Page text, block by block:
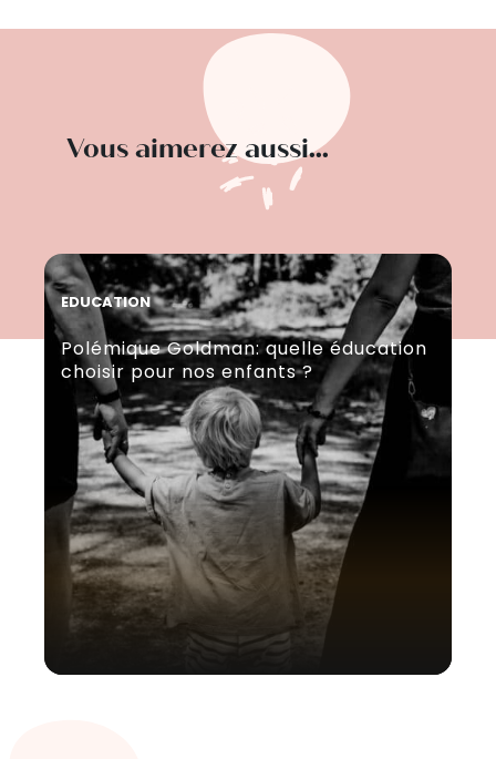
Vous aimerez aussi...
EDUCATION
Polémique Goldman: quelle éducation
choisir pour nos enfants ?